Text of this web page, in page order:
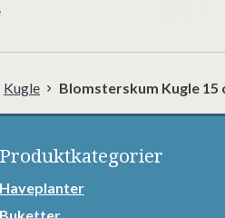
Kugle Blomsterskum Kugle 15
Produktkategorier
Haveplanter
Buketter